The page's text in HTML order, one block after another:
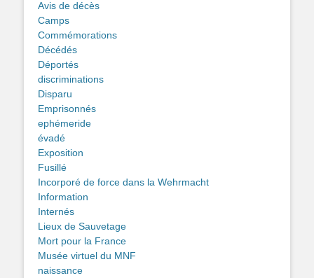
Avis de décès
Camps
Commémorations
Décédés
Déportés
discriminations
Disparu
Emprisonnés
ephémeride
évadé
Exposition
Fusillé
Incorporé de force dans la Wehrmacht
Information
Internés
Lieux de Sauvetage
Mort pour la France
Musée virtuel du MNF
naissance